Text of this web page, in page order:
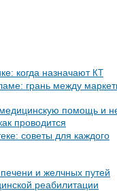
когда назначают КТ
грань между
помощь и
проводится
советы для каждого
и желчных путей
реабилитации